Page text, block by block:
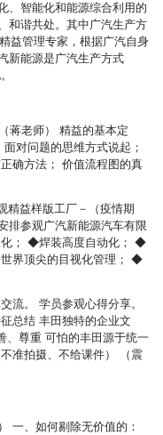
、智能化和能源综合利用的
和谐共处。其中广汽生产方
益管理专家，根据广汽自身
新能源是广汽生产方式
蒋老师） 精益的基本定
对问题的思维方式说起；
确方法； 价值流程图的真
精益样版工厂－（疫情期
排参观广汽新能源汽车有限
化； ◆焊装高度自动化； ◆
界顶尖的目视化管理； ◆
流。 学员参观心得分享。
总结 丰田独特的企业文
、尊重 可怕的丰田源于统一
准拍摄、不给课件） （震
一、如何剔除无价值的：